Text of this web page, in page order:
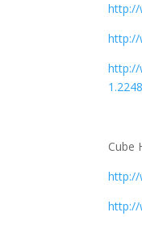
http://
http://
http://
Cube
http://
http://